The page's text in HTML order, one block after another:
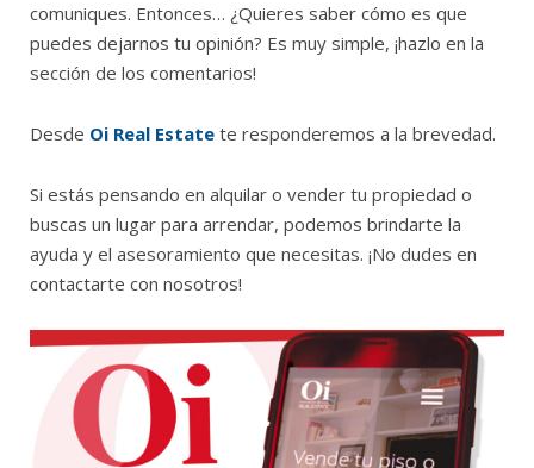
comuniques. Entonces… ¿Quieres saber cómo es que
puedes dejarnos tu opinión? Es muy simple, ¡hazlo en la
sección de los comentarios!
Desde Oi Real Estate te responderemos a la brevedad.
Si estás pensando en alquilar o vender tu propiedad o
buscas un lugar para arrendar, podemos brindarte la
ayuda y el asesoramiento que necesitas. ¡No dudes en
contactarte con nosotros!